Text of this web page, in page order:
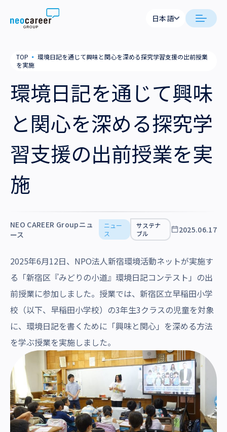
Skip to content
日本語
私たちの考え方
就労支援
業務支援
会社概要
役員一覧
拠点一覧
沿革・受賞歴
サステナビリティ
採用情報
日本語
TOP ▪ 環境日記を通じて興味と関心を深める探究学習支援の出前授業
を実施
環境日記を通じて興味
と関心を深める探究学
習支援の出前授業を実
施
NEO CAREER Groupニュ
ース
ニュー
ス
サステナ
ブル
2025.06.17
2025年6月12日、NPO法人新宿環境活動ネットが実施す
る「新宿区『みどりの小道』環境日記コンテスト」の出
前授業に参加しました。授業では、新宿区立早稲田小学
校（以下、早稲田小学校）の3年生3クラスの児童を対象
に、環境日記を書くために「興味と関心」を深める方法
を学ぶ授業を実施しました。